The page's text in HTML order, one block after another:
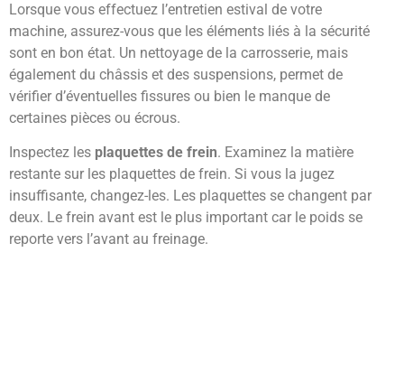
Lorsque vous effectuez l’entretien estival de votre
machine, assurez-vous que les éléments liés à la sécurité
sont en bon état. Un nettoyage de la carrosserie, mais
également du châssis et des suspensions, permet de
vérifier d’éventuelles fissures ou bien le manque de
certaines pièces ou écrous.
Inspectez les plaquettes de frein. Examinez la matière
restante sur les plaquettes de frein. Si vous la jugez
insuffisante, changez-les. Les plaquettes se changent par
deux. Le frein avant est le plus important car le poids se
reporte vers l’avant au freinage.